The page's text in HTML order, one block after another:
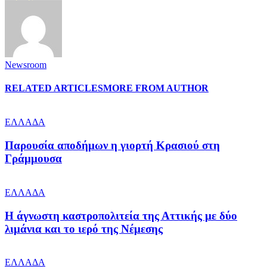
Newsroom
RELATED ARTICLESMORE FROM AUTHOR
ΕΛΛΑΔΑ
Παρουσία αποδήμων η γιορτή Κρασιού στη
Γράμμουσα
ΕΛΛΑΔΑ
Η άγνωστη καστροπολιτεία της Αττικής με δύο
λιμάνια και το ιερό της Νέμεσης
ΕΛΛΑΔΑ